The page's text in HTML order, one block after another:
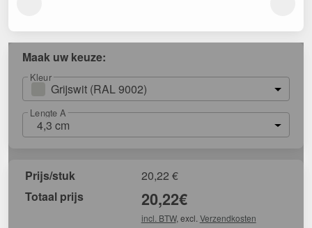
Maak uw keuze:
Kleur
Grijswit (RAL 9002)
Lengte A
4,3 cm
Prijs/stuk 20,22 €
Totaal prijs
20,22€
incl. BTW, excl. Verzendkosten